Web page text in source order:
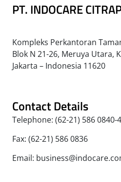
PT. INDOCARE
Kompleks Perkantoran
Blok N 21-26, Meruya Utara,
Jakarta – Indonesia 11620
Contact Details
Telephone: (62-21) 586 0840-
Fax: (62-21) 586 0836
Email: